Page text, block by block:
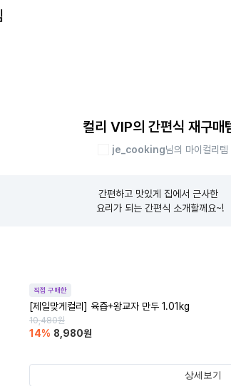
컬리 VIP의 간편식 재구매
je_cooking님의 마이컬리템
간편하고 맛있게 집에서 근사한
요리가 되는 간편식 소개할께요~!
직접 구매한
[제일맞게컬리] 육즙+왕교자 만두 1.01kg
10,480원
14% 8,980원
상세보기